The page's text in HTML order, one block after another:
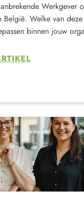
Werkgever
België. Welke van
binnen jouw